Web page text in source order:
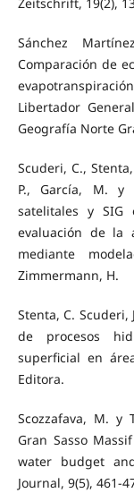
Sánchez
Comparación de
Libertador
Geografía Norte
Scuderi, C.,
P., García, M. y
satelitales y
evaluación de la
mediante
Zimmermann, H.
Stenta, C. Scuderi,
de procesos
superficial en
Editora.
Scozzafava, M.
Gran Sasso
water budget
Journal, 9(5), 461-